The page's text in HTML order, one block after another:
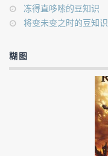
冻得直哆嗦的豆知识
将变未变之时的豆知识
糊图